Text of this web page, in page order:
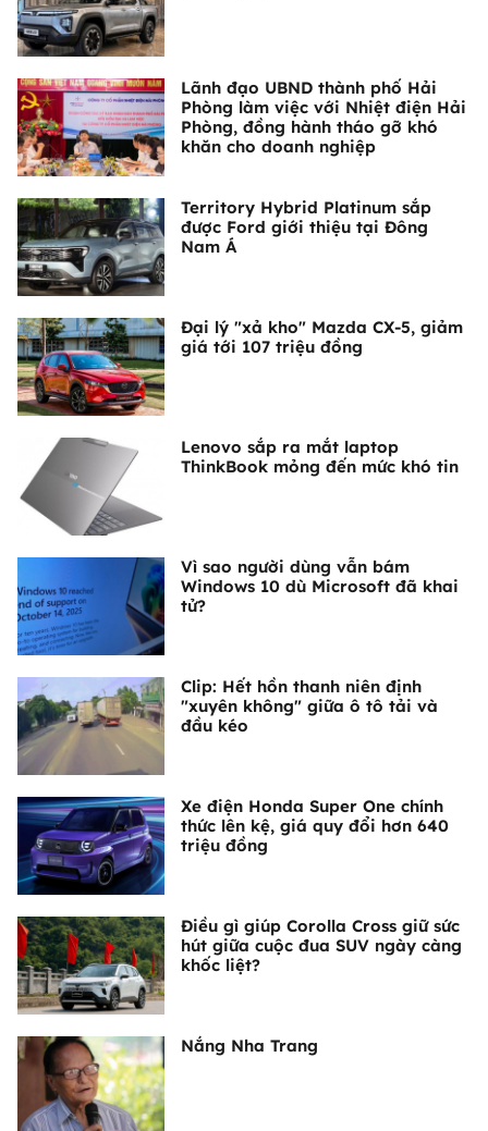
Lãnh đạo UBND thành phố Hải
Phòng làm việc với Nhiệt điện Hải
Phòng, đồng hành tháo gỡ khó
khăn cho doanh nghiệp
Territory Hybrid Platinum sắp
được Ford giới thiệu tại Đông
Nam Á
Đại lý "xả kho" Mazda CX-5, giảm
giá tới 107 triệu đồng
Lenovo sắp ra mắt laptop
ThinkBook mỏng đến mức khó tin
Vì sao người dùng vẫn bám
Windows 10 dù Microsoft đã khai
tử?
Clip: Hết hồn thanh niên định
"xuyên không" giữa ô tô tải và
đầu kéo
Xe điện Honda Super One chính
thức lên kệ, giá quy đổi hơn 640
triệu đồng
Điều gì giúp Corolla Cross giữ sức
hút giữa cuộc đua SUV ngày càng
khốc liệt?
Nắng Nha Trang